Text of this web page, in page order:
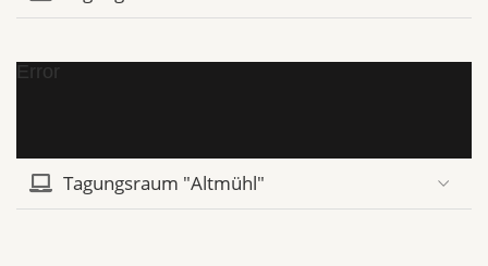
Error
Tagungsraum "Altmühl"